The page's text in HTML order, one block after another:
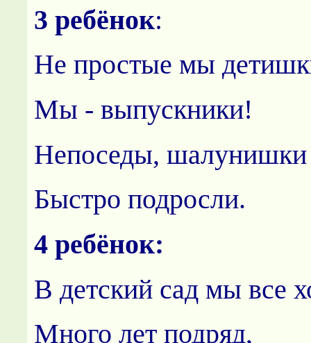
3 ребёнок:
Не простые мы
Мы - выпускники!
Непоседы, шалунишки
Быстро подросли.
4 ребёнок:
В детский сад мы все
Много лет подряд,